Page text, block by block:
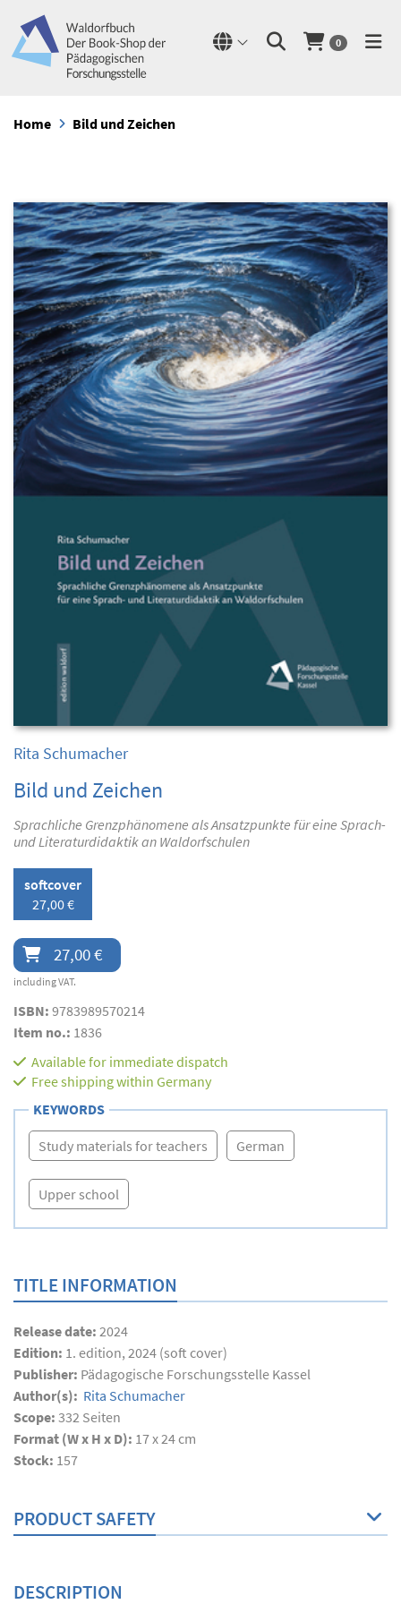
0
Home Bild und Zeichen
Rita Schumacher
Bild und Zeichen
Sprachliche Grenzphänomene als Ansatzpunkte für eine Sprach-
und Literaturdidaktik an Waldorfschulen
softcover
27,00 €
27,00 €
including VAT.
ISBN: 9783989570214
Item no.: 1836
Available for immediate dispatch
Free shipping within Germany
KEYWORDS
Study materials for teachers German
Upper school
TITLE INFORMATION
Release date: 2024
Edition: 1. edition, 2024 (soft cover)
Publisher: Pädagogische Forschungsstelle Kassel
Author(s): Rita Schumacher
Scope: 332 Seiten
Format (W x H x D): 17 x 24 cm
Stock: 157
PRODUCT SAFETY
DESCRIPTION